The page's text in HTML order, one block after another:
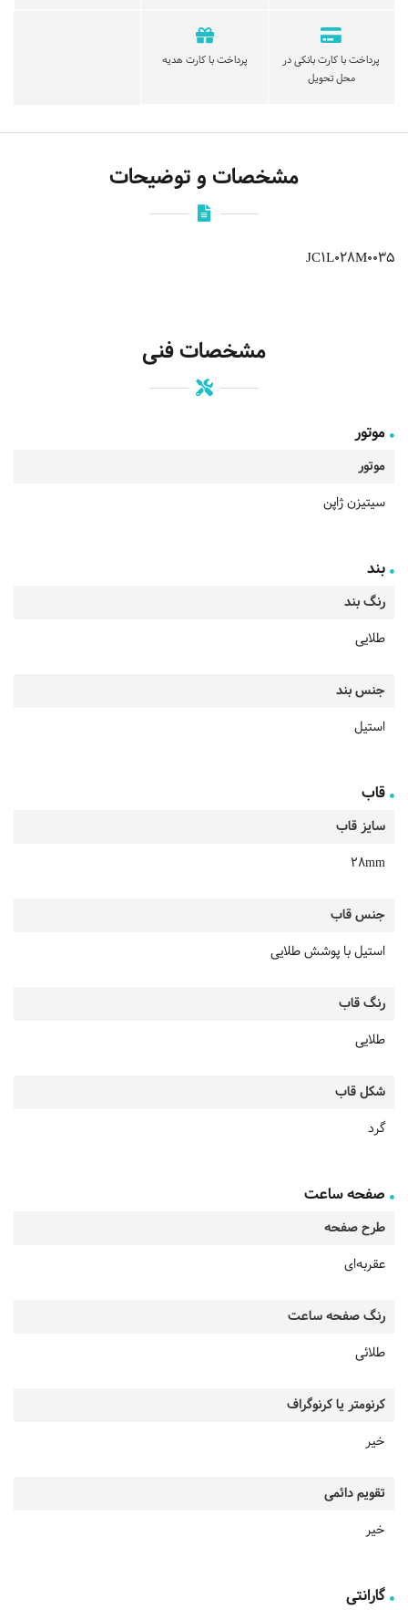
پرداخت با کارت بانکی در
محل تحویل
پرداخت با کارت هدیه
مشخصات و توضیحات
JC1L028M0035
مشخصات فنی
موتور
موتور
سیتیزن ژاپن
بند
رنگ بند
طلایی
جنس بند
استیل
قاب
سایز قاب
28mm
جنس قاب
استیل با پوشش طلایی
رنگ قاب
طلایی
شکل قاب
گرد
صفحه ساعت
طرح صفحه
عقربه‌ای
رنگ صفحه ساعت
طلائی
کرنومتر یا کرنوگراف
خیر
تقویم دائمی
خیر
گارانتی